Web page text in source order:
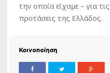
την οποία είχαμε – για
προτάσεις της Ελλάδος.
Κοινοποίηση